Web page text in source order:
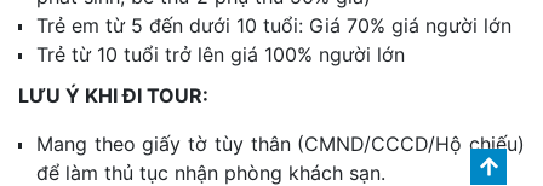
Trẻ em từ 5 đến dưới 10 tuổi: Giá 70% giá người lớn
Trẻ từ 10 tuổi trở lên giá 100% người lớn
LƯU Ý KHI ĐI TOUR:
Mang theo giấy tờ tùy thân (CMND/CCCD/Hộ chiếu)
để làm thủ tục nhận phòng khách sạn.